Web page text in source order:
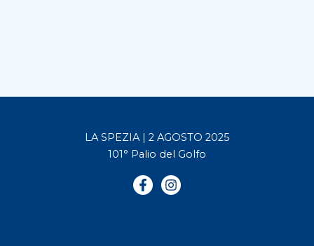
LA SPEZIA | 2 AGOSTO 2025
101° Palio del Golfo